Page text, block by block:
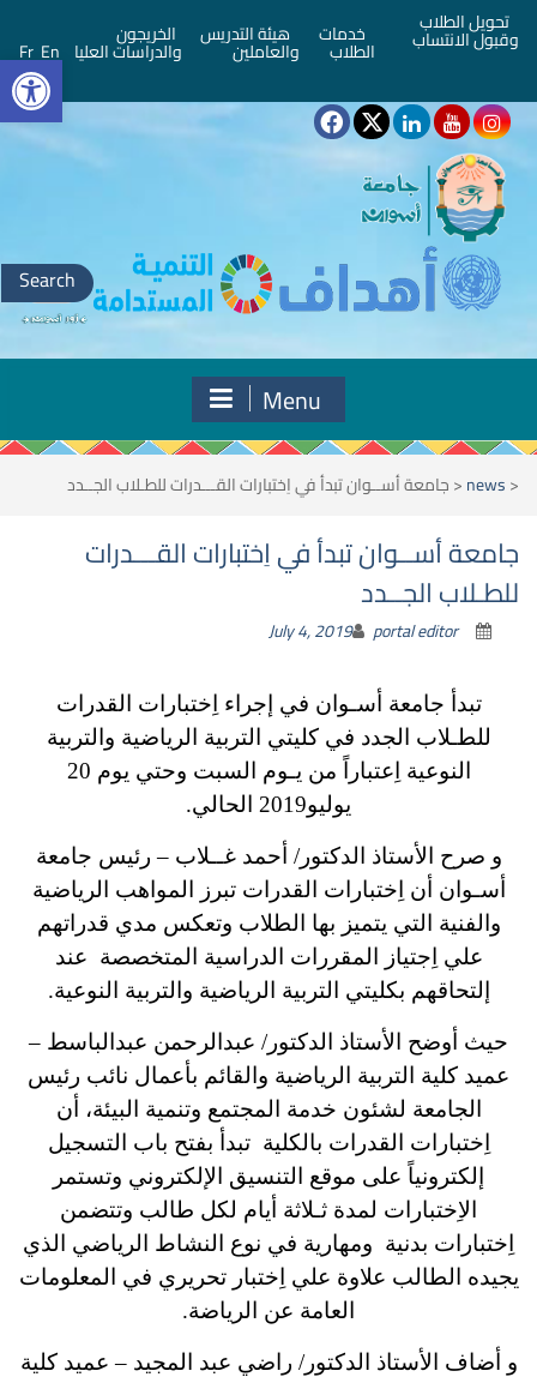
تحويل الطلاب
وقبول الانتساب خدمات
الطلاب
هيئة التدريس
والعاملين
الخريجون
والدراسات العليا En
Fr
Search
for:
Menu
<
news
<جامعة أســوان تبدأ في اِختبارات القـــدرات للطـلاب الجــدد
جامعة أســوان تبدأ في اِختبارات القـــدرات
للطـلاب الجــدد
July 4, 2019 portal editor
تبدأ جامعة أسـوان في إجراء اِختبارات القدرات
للطـلاب الجدد في كليتي التربية الرياضية والتربية
النوعية اِعتباراً من يـوم السبت وحتي يوم 20
يوليو2019 الحالي.
و صرح الأستاذ الدكتور/ أحمد غــلاب – رئيس جامعة
أسـوان أن اِختبارات القدرات تبرز المواهب الرياضية
والفنية التي يتميز بها الطلاب وتعكس مدي قدراتهم
علي اِجتياز المقررات الدراسية المتخصصة عند
إلتحاقهم بكليتي التربية الرياضية والتربية النوعية.
حيث أوضح الأستاذ الدكتور/ عبدالرحمن عبدالباسط –
عميد كلية التربية الرياضية والقائم بأعمال نائب رئيس
الجامعة لشئون خدمة المجتمع وتنمية البيئة، أن
اِختبارات القدرات بالكلية تبدأ بفتح باب التسجيل
إلكترونياً على موقع التنسيق الإلكتروني وتستمر
الاِختبارات لمدة ثـلاثة أيام لكل طالب وتتضمن
اِختبارات بدنية ومهارية في نوع النشاط الرياضي الذي
يجيده الطالب علاوة علي اِختبار تحريري في المعلومات
العامة عن الرياضة.
و أضاف الأستاذ الدكتور/ راضي عبد المجيد – عميد كلية